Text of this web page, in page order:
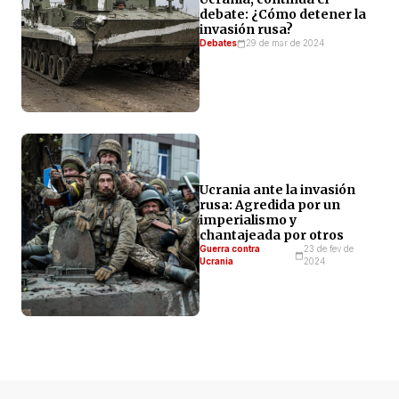
debate: ¿Cómo detener la
invasión rusa?
Debates 29 de mar de 2024
Ucrania ante la invasión
rusa: Agredida por un
imperialismo y
chantajeada por otros
Guerra contra
Ucrania
23 de fev de
2024